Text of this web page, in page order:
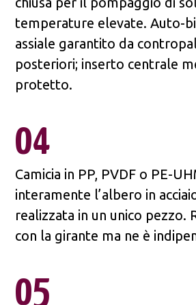
temperature elevate. Auto-
assiale garantito da
posteriori; inserto centrale
protetto.
04
Camicia in PP, PVDF o PE-
interamente l’albero in
realizzata in un unico pezzo.
con la girante ma ne è
05